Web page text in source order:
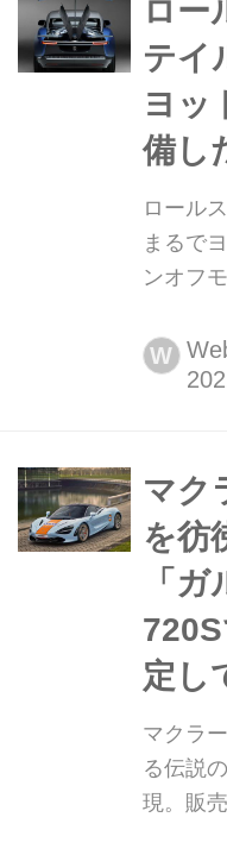
たこと
ロー
テイ
ヨッ
備し
ロール
まるで
ンオフ
フモデ
を公開
超えた
ビジネ
の...
W
マク
を彷
「
定し
マクラ
る伝説
現。販